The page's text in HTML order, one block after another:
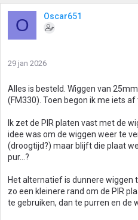
O Oscar651
29 jan 2026
Alles is besteld. Wiggen van
(FM330). Toen begon ik me iets af
Ik zet de PIR platen vast met de
idee was om de wiggen weer te
(droogtijd?) maar blijft die plaat
pur…?
Het alternatief is dunnere wiggen
zo een kleinere rand om de PIR
te gebruiken, dan te purren en de